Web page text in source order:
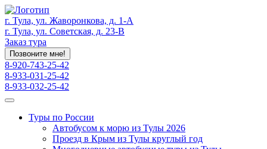
г. Тула, ул. Жаворонкова, д. 1-А
г. Тула, ул. Советская, д. 23-В
Заказ тура
Позвоните мне!
8-920-743-25-42
8-933-031-25-42
8-933-032-25-42
Туры по России
Автобусом к морю из Тулы 2026
Проезд в Крым из Тулы круглый год